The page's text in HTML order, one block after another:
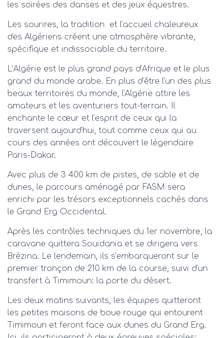
les soirées des danses et des jeux équestres.
Les sourires, la tradition et l’accueil chaleureux
des Algériens créent une atmosphère vibrante,
spécifique et indissociable du territoire.
L’Algérie est le plus grand pays d’Afrique et le plus
grand du monde arabe. En plus d’être l’un des plus
beaux territoires du monde, l’Algérie attire les
amateurs et les aventuriers tout-terrain. Il
enchante le cœur et l’esprit de ceux qui la
traversent aujourd’hui, tout comme ceux qui au
cours des années ont découvert le légendaire
Paris-Dakar.
Avec plus de 3 400 km de pistes, de sable et de
dunes, le parcours aménagé par FASM sera
enrichi par les trésors exceptionnels cachés dans
le Grand Erg Occidental.
Après les contrôles techniques du 1er novembre, la
caravane quittera Souidania et se dirigera vers
Brézina. Le lendemain, ils s’embarqueront sur le
premier tronçon de 210 km de la course, suivi d’un
transfert à Timimoun: la porte du désert.
Les deux matins suivants, les équipes quitteront
les petites maisons de boue rouge qui entourent
Timimoun et feront face aux dunes du Grand Erg.